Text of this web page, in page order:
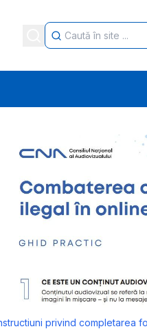
privind completarea